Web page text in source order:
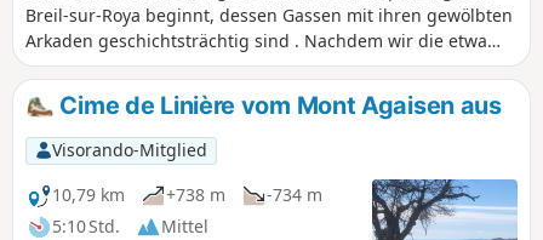
Breil-sur-Roya beginnt, dessen Gassen mit ihren gewölbten
Arkaden geschichtsträchtig sind . Nachdem wir die etwa
zehn Crottés (kleine Gewölbeunterstände), eine echte lokale
Sehenswürdigkeit, sowie den alten Wachturm Cruella, der
das Dorf überragt, entdeckt haben, führt unsere Route
durch die wichtigsten Gebiete der biologischen Vielfalt, die
sich am linken Ufer der Roya befinden und die Gemeinde
überragen.
Cime de Linière vom Mont Agaisen aus
Visorando-Mitglied
10,79 km
+738 m
-734 m
5:10 Std.
Mittel